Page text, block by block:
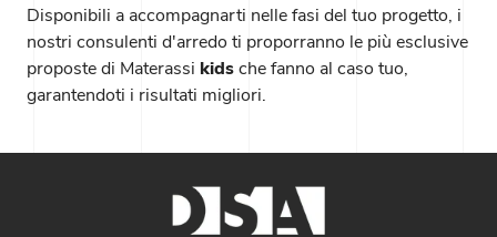
Disponibili a accompagnarti nelle fasi del tuo progetto, i
nostri consulenti d'arredo ti proporranno le più esclusive
proposte di Materassi kidsche fanno al caso tuo,
garantendoti i risultati migliori.